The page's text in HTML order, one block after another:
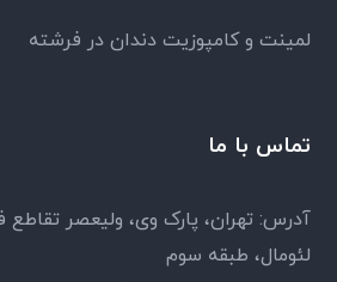
لمینت و کامپوزیت دندان در فرشته
تماس با ما
آدرس: تهران، پارک وی، ولیعصر
لئومال، طبقه سوم